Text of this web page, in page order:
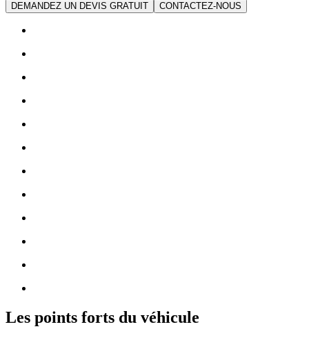
DEMANDEZ UN DEVIS GRATUIT CONTACTEZ-NOUS
Les points forts du véhicule